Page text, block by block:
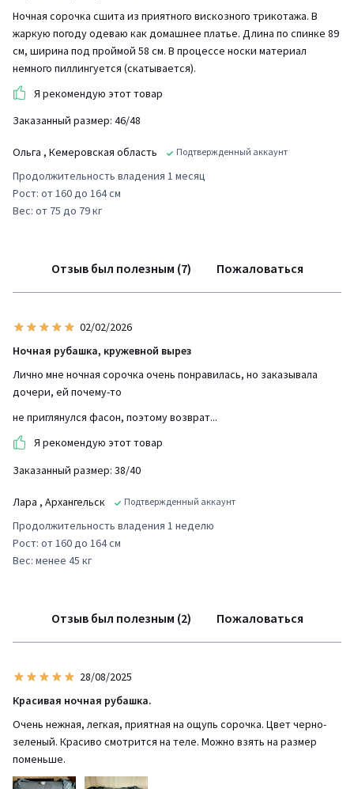
Ночная сорочка сшита из приятного вискозного трикотажа. В
жаркую погоду одеваю как домашнее платье. Длина по спинке 89
см, ширина под проймой 58 см. В процессе носки материал
немного пиллингуется (скатывается).
Я рекомендую этот товар
Заказанный размер: 46/48
Ольга , Кемеровская область Подтвержденный аккаунт
Продолжительность владения 1 месяц
Рост: от 160 до 164 см
Вес: от 75 до 79 кг
Отзыв был полезным (7) Пожаловаться
02/02/2026
Ночная рубашка, кружевной вырез
Лично мне ночная сорочка очень понравилась, но заказывала
дочери, ей почему-то
не приглянулся фасон, поэтому возврат...
Я рекомендую этот товар
Заказанный размер: 38/40
Лара , Архангельск Подтвержденный аккаунт
Продолжительность владения 1 неделю
Рост: от 160 до 164 см
Вес: менее 45 кг
Отзыв был полезным (2) Пожаловаться
28/08/2025
Красивая ночная рубашка.
Очень нежная, легкая, приятная на ощупь сорочка. Цвет черно-
зеленый. Красиво смотрится на теле. Можно взять на размер
поменьше.